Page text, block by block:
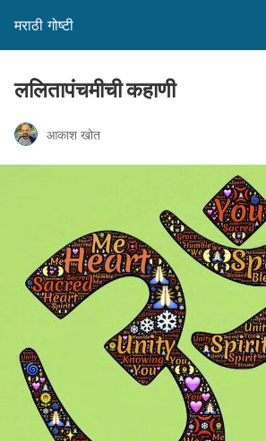
मराठी गोष्टी
ललितापंचमीची कहाणी
आकाश खोत